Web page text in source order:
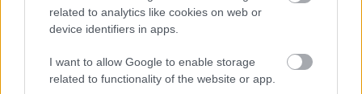
related to analytics like cookies on web or
device identifiers in apps.
I want to allow Google to enable storage
related to functionality of the website or app.